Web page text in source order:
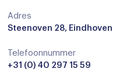
Adres
Steenoven 28, Eindhoven
Telefoonnummer
+31 (0) 40 297 15 59